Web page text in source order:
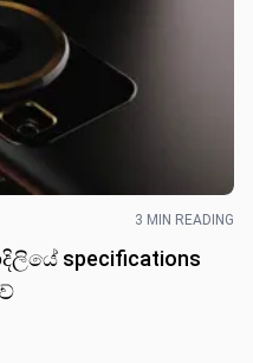
3 MIN READING
specifications